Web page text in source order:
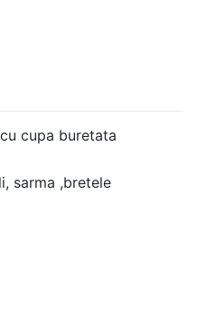
cupa buretata
sarma ,bretele